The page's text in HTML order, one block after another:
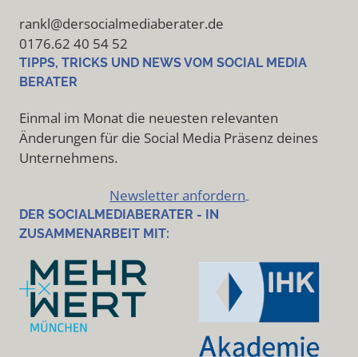
rankl@dersocialmediaberater.de
0176.62 40 54 52
TIPPS, TRICKS UND NEWS VOM SOCIAL MEDIA
BERATER
Einmal im Monat die neuesten relevanten
Änderungen für die Social Media Präsenz deines
Unternehmens.
Newsletter anfordern
DER SOCIALMEDIABERATER - IN
ZUSAMMENARBEIT MIT: